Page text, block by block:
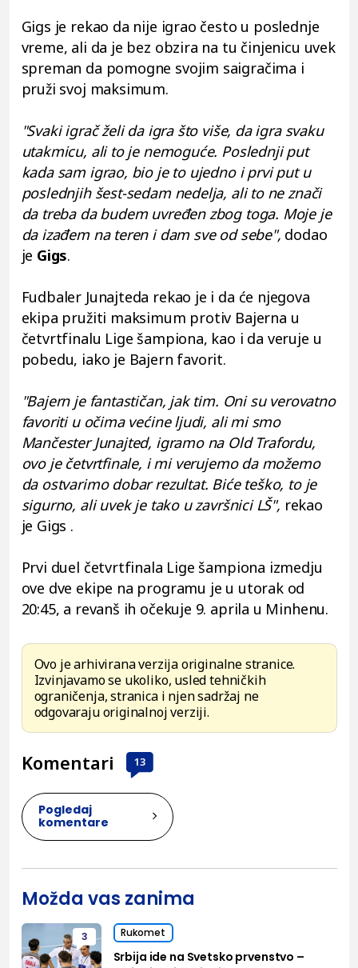
Gigs je rekao da nije igrao često u poslednje
vreme, ali da je bez obzira na tu činjenicu uvek
spreman da pomogne svojim saigračima i
pruži svoj maksimum.
"Svaki igrač želi da igra što više, da igra svaku
utakmicu, ali to je nemoguće. Poslednji put
kada sam igrao, bio je to ujedno i prvi put u
poslednjih šest-sedam nedelja, ali to ne znači
da treba da budem uvređen zbog toga. Moje je
da izađem na teren i dam sve od sebe", dodao
je Gigs.
Fudbaler Junajteda rekao je i da će njegova
ekipa pružiti maksimum protiv Bajerna u
četvrtfinalu Lige šampiona, kao i da veruje u
pobedu, iako je Bajern favorit.
"Bajern je fantastičan, jak tim. Oni su verovatno
favoriti u očima većine ljudi, ali mi smo
Mančester Junajted, igramo na Old Trafordu,
ovo je četvrtfinale, i mi verujemo da možemo
da ostvarimo dobar rezultat. Biće teško, to je
sigurno, ali uvek je tako u završnici LŠ", rekao
je Gigs .
Prvi duel četvrtfinala Lige šampiona izmedju
ove dve ekipe na programu je u utorak od
20:45, a revanš ih očekuje 9. aprila u Minhenu.
Ovo je arhivirana verzija originalne stranice.
Izvinjavamo se ukoliko, usled tehničkih
ograničenja, stranica i njen sadržaj ne
odgovaraju originalnoj verziji.
Komentari 13
Pogledaj
komentare
Možda vas zanima
3 Rukomet
Srbija ide na Svetsko prvenstvo –